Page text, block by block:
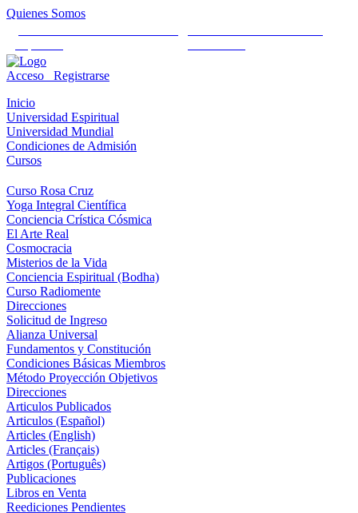
Quienes Somos
Acceso
Registrarse
Inicio
Universidad Espiritual
Universidad Mundial
Condiciones de Admisión
Cursos
Curso Rosa Cruz
Yoga Integral Científica
Conciencia Crística Cósmica
El Arte Real
Cosmocracia
Misterios de la Vida
Conciencia Espiritual (Bodha)
Curso Radiomente
Direcciones
Solicitud de Ingreso
Alianza Universal
Fundamentos y Constitución
Condiciones Básicas Miembros
Método Proyección Objetivos
Direcciones
Articulos Publicados
Articulos (Español)
Articles (English)
Articles (Français)
Artigos (Português)
Publicaciones
Libros en Venta
Reediciones Pendientes